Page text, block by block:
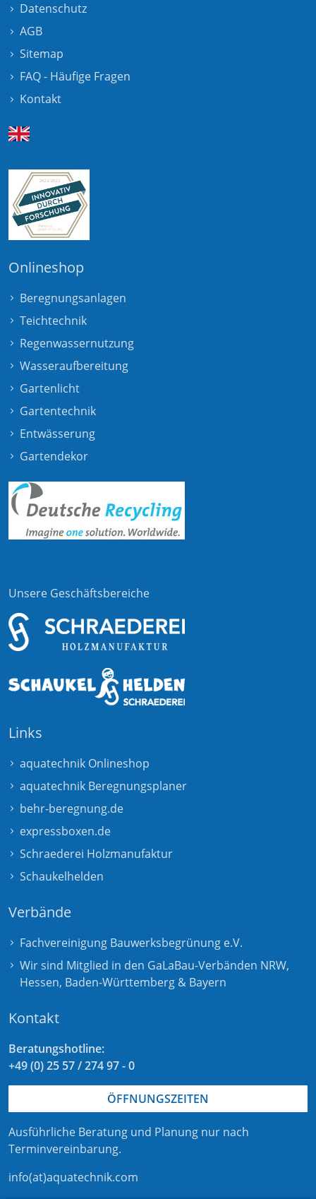
Datenschutz
AGB
Sitemap
FAQ - Häufige Fragen
Kontakt
Onlineshop
Beregnungsanlagen
Teichtechnik
Regenwassernutzung
Wasseraufbereitung
Gartenlicht
Gartentechnik
Entwässerung
Gartendekor
Unsere Geschäftsbereiche
Links
aquatechnik Onlineshop
aquatechnik Beregnungsplaner
behr-beregnung.de
expressboxen.de
Schraederei Holzmanufaktur
Schaukelhelden
Verbände
Fachvereinigung Bauwerksbegrünung e.V.
Wir sind Mitglied in den GaLaBau-Verbänden NRW,
Hessen, Baden-Württemberg & Bayern
Kontakt
Beratungshotline:
+49 (0) 25 57 / 274 97 - 0
ÖFFNUNGSZEITEN
Ausführliche Beratung und Planung nur nach
Terminvereinbarung.
info(at)aquatechnik.com